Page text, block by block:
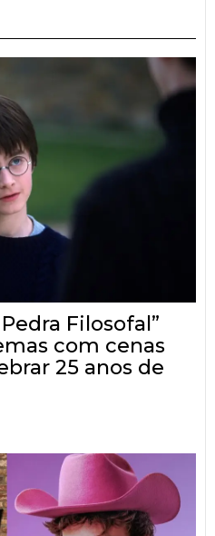
Filosofal”
com cenas
25 anos de